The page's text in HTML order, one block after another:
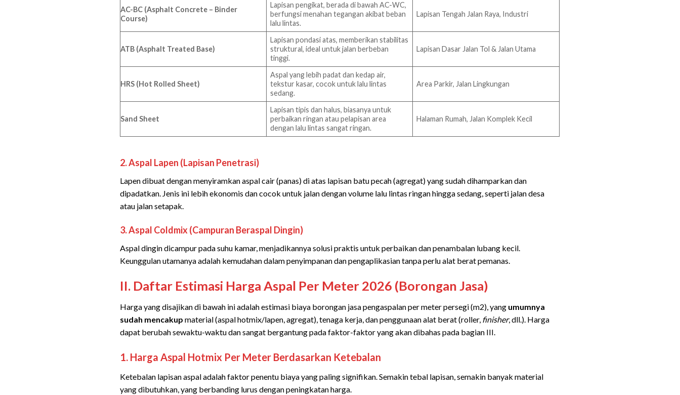
AC-BC (Asphalt Concrete – Binder
Course)
Lapisan pengikat, berada di bawah AC-WC,
berfungsi menahan tegangan akibat beban
lalu lintas.
Lapisan Tengah Jalan Raya, Industri
ATB (Asphalt Treated Base)
Lapisan pondasi atas, memberikan stabilitas
struktural, ideal untuk jalan berbeban
tinggi.
Lapisan Dasar Jalan Tol & Jalan Utama
HRS (Hot Rolled Sheet)
Aspal yang lebih padat dan kedap air,
tekstur kasar, cocok untuk lalu lintas
sedang.
Area Parkir, Jalan Lingkungan
Sand Sheet
Lapisan tipis dan halus, biasanya untuk
perbaikan ringan atau pelapisan area
dengan lalu lintas sangat ringan.
Halaman Rumah, Jalan Komplek Kecil
2. Aspal Lapen (Lapisan Penetrasi)
Lapen dibuat dengan menyiramkan aspal cair (panas) di atas lapisan batu pecah (agregat) yang sudah dihamparkan dan
dipadatkan. Jenis ini lebih ekonomis dan cocok untuk jalan dengan volume lalu lintas ringan hingga sedang, seperti jalan desa
atau jalan setapak.
3. Aspal Coldmix (Campuran Beraspal Dingin)
Aspal dingin dicampur pada suhu kamar, menjadikannya solusi praktis untuk perbaikan dan penambalan lubang kecil.
Keunggulan utamanya adalah kemudahan dalam penyimpanan dan pengaplikasian tanpa perlu alat berat pemanas.
II. Daftar Estimasi Harga Aspal Per Meter 2026 (Borongan Jasa)
Harga yang disajikan di bawah ini adalah estimasi biaya borongan jasa pengaspalan per meter persegi (m2), yang umumnya
sudah mencakup material (aspal hotmix/lapen, agregat), tenaga kerja, dan penggunaan alat berat (roller, finisher, dll.). Harga
dapat berubah sewaktu-waktu dan sangat bergantung pada faktor-faktor yang akan dibahas pada bagian III.
1. Harga Aspal Hotmix Per Meter Berdasarkan Ketebalan
Ketebalan lapisan aspal adalah faktor penentu biaya yang paling signifikan. Semakin tebal lapisan, semakin banyak material
yang dibutuhkan, yang berbanding lurus dengan peningkatan harga.